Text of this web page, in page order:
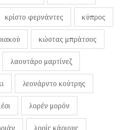
κρίστο φερνάντες κύπρος
κώστας μπράτσος
λαουτάρο μαρτίνεζ
λεονάρντο κούτρης
λορέν μορόν
λορίς κάριους